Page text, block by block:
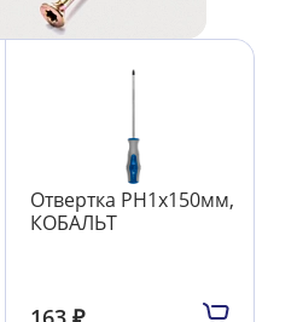
Отвертка PH1х150мм,
КОБАЛЬТ